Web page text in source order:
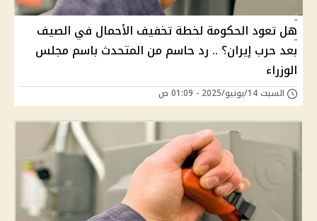
هل تعود الحكومة لخطة تخفيف الأحمال في الصيف
بعد حرب إيران؟ .. رد حاسم من المتحدث باسم مجلس
الوزراء
السبت 14/يونيو/2025 - 01:09 ص